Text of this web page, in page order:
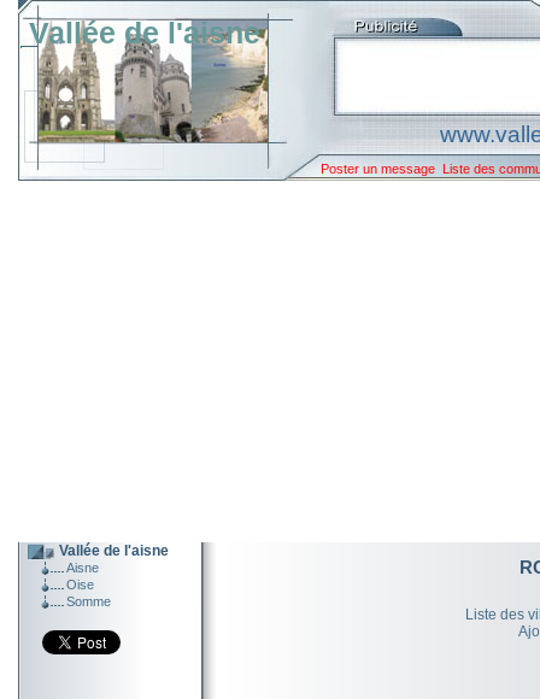
Vallée de l'aisne
Poster un message Liste des
Vallée de l'aisne
Aisne
Oise
Somme
Liste des